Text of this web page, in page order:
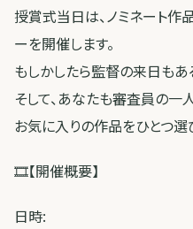
授賞式当日は、ノミネート作
ーを開催します。
もしかしたら監督の来日もあ
そして、あなたも審査員の一
お気に入りの作品をひとつ選
🎞️【開催概要】
日時: